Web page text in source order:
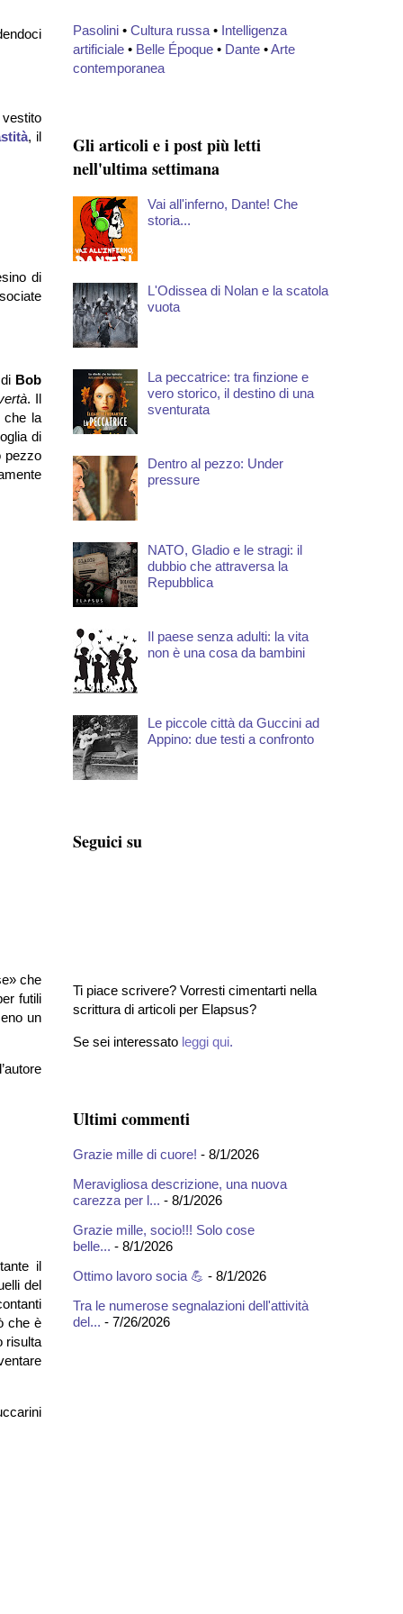
, il
di
Bob
. Il
che la
di
pezzo
che
futili
un
il
del
che è
risulta
Pasolini • Cultura russa • Intelligenza
artificiale • Belle Époque • Dante •Arte
contemporanea
Gli articoli e i post più letti
nell'ultima settimana
Vai all'inferno, Dante! Che
storia...
L'Odissea di Nolan e la scatola
vuota
La peccatrice: tra finzione e
vero storico, il destino di una
sventurata
Dentro al pezzo: Under
pressure
NATO, Gladio e le stragi: il
dubbio che attraversa la
Repubblica
Il paese senza adulti: la vita
non è una cosa da bambini
Le piccole città da Guccini ad
Appino: due testi a confronto
Seguici su
Ti piace scrivere? Vorresti cimentarti nella
scrittura di articoli per Elapsus?
Se sei interessato leggi qui.
Ultimi commenti
Grazie mille di cuore! - 8/1/2026
Meravigliosa descrizione, una nuova
carezza per l... - 8/1/2026
Grazie mille, socio!!! Solo cose
belle... - 8/1/2026
Ottimo lavoro socia 💪 - 8/1/2026
Tra le numerose segnalazioni dell'attività
del... - 7/26/2026